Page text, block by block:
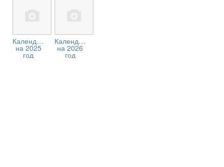
Календари
на 2025
год
Календари
на 2026
год